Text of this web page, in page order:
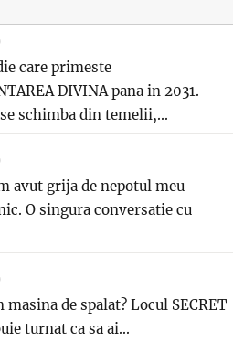
care primeste
DIVINA pana in 2031.
schimba din temelii,...
avut grija de nepotul meu
O singura conversatie cu
masina de spalat? Locul SECRET
turnat ca sa ai...